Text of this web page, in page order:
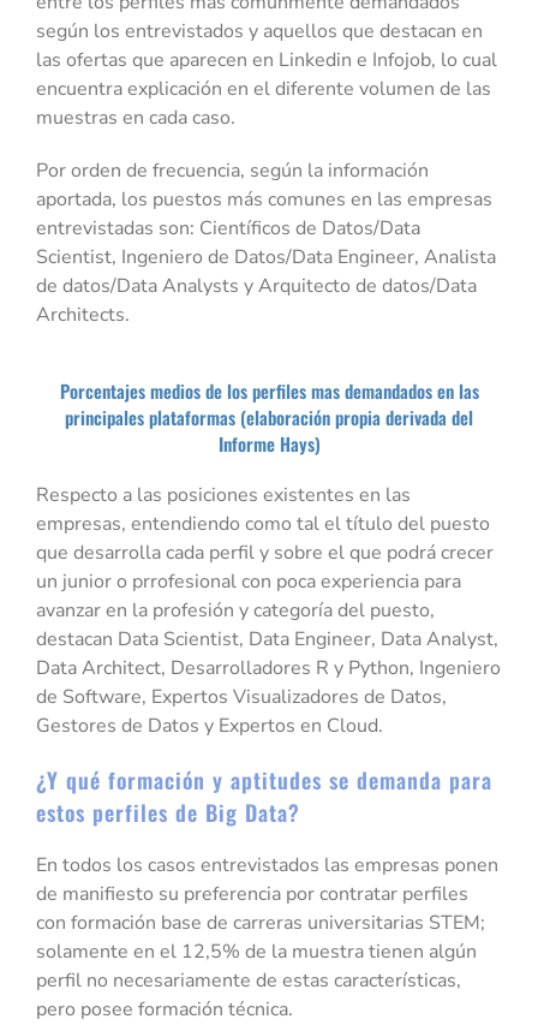
según los entrevistados y aquellos que destacan en
las ofertas que aparecen en Linkedin e Infojob, lo cual
encuentra explicación en el diferente volumen de las
muestras en cada caso.
Por orden de frecuencia, según la información
aportada, los puestos más comunes en las empresas
entrevistadas son: Científicos de Datos/Data
Scientist, Ingeniero de Datos/Data Engineer, Analista
de datos/Data Analysts y Arquitecto de datos/Data
Architects.
Porcentajes medios de los perfiles mas demandados en las
principales plataformas (elaboración propia derivada del
Informe Hays)
Respecto a las posiciones existentes en las
empresas, entendiendo como tal el título del puesto
que desarrolla cada perfil y sobre el que podrá crecer
un junior o prrofesional con poca experiencia para
avanzar en la profesión y categoría del puesto,
destacan Data Scientist, Data Engineer, Data Analyst,
Data Architect, Desarrolladores R y Python, Ingeniero
de Software, Expertos Visualizadores de Datos,
Gestores de Datos y Expertos en Cloud.
¿Y qué formación y aptitudes se demanda para
estos perfiles de Big Data?
En todos los casos entrevistados las empresas ponen
de manifiesto su preferencia por contratar perfiles
con formación base de carreras universitarias STEM;
solamente en el 12,5% de la muestra tienen algún
perfil no necesariamente de estas características,
pero posee formación técnica.